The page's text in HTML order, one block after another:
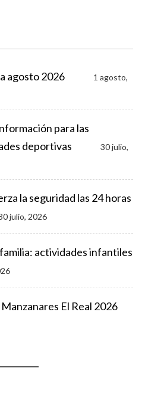
agosto 2026
1 agosto,
para las
deportivas
30 julio,
la seguridad las 24 horas
julio, 2026
actividades infantiles
El Real 2026